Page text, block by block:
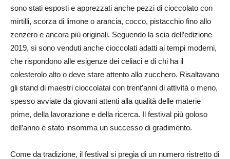
sono stati esposti e apprezzati anche pezzi di cioccolato con
mirtilli, scorza di limone o arancia, cocco, pistacchio fino allo
zenzero e ancora più originali. Seguendo la scia dell’edizione
2019, si sono venduti anche cioccolati adatti ai tempi moderni,
che rispondono alle esigenze dei celiaci e di chi ha il
colesterolo alto o deve stare attento allo zucchero. Risaltavano
gli stand di maestri cioccolatai con trent’anni di attività o meno,
spesso avviate da giovani attenti alla qualità delle materie
prime, della lavorazione e della ricerca. Il festival più goloso
dell’anno è stato insomma un successo di gradimento.
Come da tradizione, il festival si pregia di un numero ristretto di